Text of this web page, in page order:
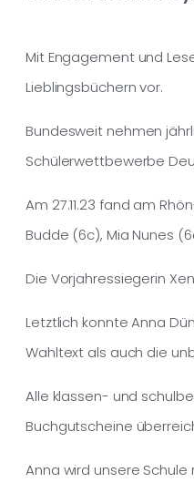
Mit Engagement und
Lieblingsbüchern vor.
Bundesweit nehmen
Schülerwettbewerbe
Am 27.11.23 fand am
Budde (6c), Mia Nunes
Die Vorjahressiegerin
Letztlich konnte Anna
Wahltext als auch die
Alle klassen- und
Buchgutscheine
Anna wird unsere Schule